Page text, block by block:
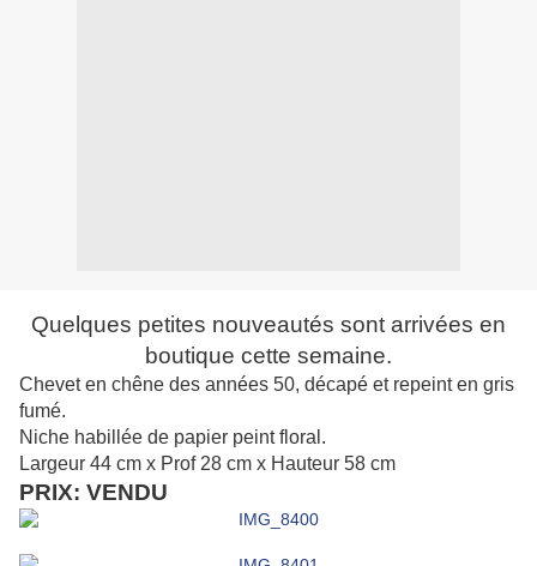
Quelques petites nouveautés sont arrivées en
boutique cette semaine.
Chevet en chêne des années 50, décapé et repeinten gris
fumé.
Niche habillée de papier peint floral.
Largeur 44 cm x Prof 28 cm x Hauteur 58 cm
PRIX: VENDU